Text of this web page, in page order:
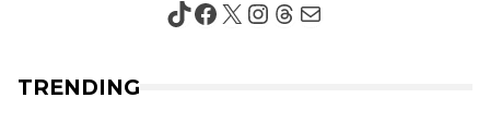
TikTok
Facebook
X Instagram
Threads
Mail
TRENDING